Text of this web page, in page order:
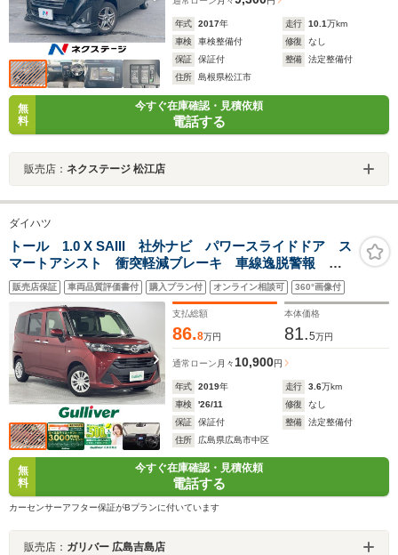
年式 2017年 走行 10.1万km
車検
車検整備付 修復
なし
保証
保証付 整備
法定整備付
住所
島根県松江市
無
料
今すぐ在庫確認・見積依頼
電話する
販売店： ネクステージ 松江店
ダイハツ
トール 1.0 X SAIII 社外ナビ パワースライドドア ス
マートアシスト 衝突軽減ブレーキ 車線逸脱警報 オ
ートハイビーム 誤発進抑制機能 前後コーナーセンサ
ー フルセグTV Bluetooth スマートキー ETC ドラ
レコ
販売店保証 車両品質評価書付 購入プラン付 オンライン相談可 360°画像付
支払総額
86.8万円
本体価格
81.5万円
通常ローン 月々 10,900円
年式 2019年 走行 3.6万km
車検
'26/11 修復
なし
保証
保証付 整備
法定整備付
住所
広島県広島市中区
無
料
今すぐ在庫確認・見積依頼
電話する
カーセンサーアフター保証がBプランに付いています
販売店： ガリバー 広島吉島店